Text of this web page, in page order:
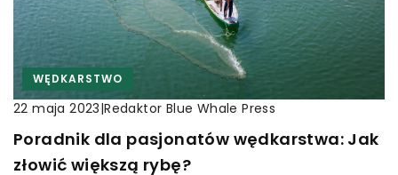
WĘDKARSTWO
22 maja 2023|Redaktor Blue Whale Press
Poradnik dla pasjonatów wędkarstwa: Jak
złowić większą rybę?